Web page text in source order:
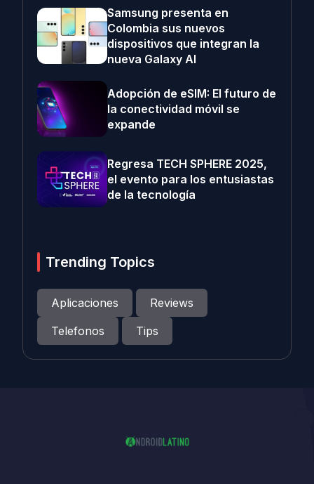
Samsung presenta en
Colombia sus nuevos
dispositivos que integran la
nueva Galaxy AI
Adopción de eSIM: El futuro de
la conectividad móvil se
expande
Regresa TECH SPHERE 2025,
el evento para los entusiastas
de la tecnología
Trending Topics
Aplicaciones
Reviews
Telefonos
Tips